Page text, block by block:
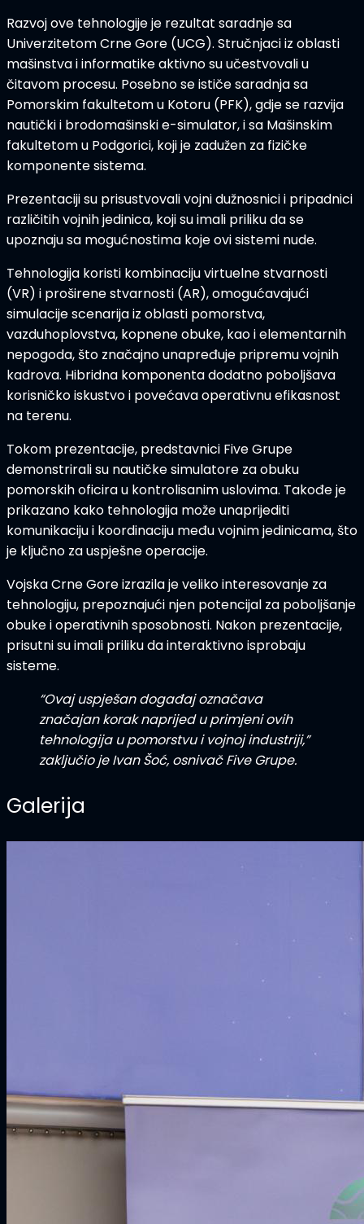
Razvoj ove tehnologije je rezultat saradnje sa
Univerzitetom Crne Gore (UCG). Stručnjaci iz oblasti
mašinstva i informatikeaktivno su učestvovali u
čitavom procesu. Posebno se ističe saradnja sa
Pomorskim fakultetom u Kotoru (PFK), gdje se razvija
nautički i brodomašinski e-simulator, i sa Mašinskim
fakultetom u Podgorici, koji je zadužen za fizičke
komponente sistema.
Prezentaciji su prisustvovalivojni dužnosnici i pripadnici
različitih vojnih jedinica, koji su imali priliku da se
upoznaju sa mogućnostima koje ovi sistemi nude.
Tehnologija koristi kombinacijuvirtuelne stvarnosti
(VR) i proširene stvarnosti (AR), omogućavajući
simulacije scenarija iz oblasti pomorstva,
vazduhoplovstva, kopnene obuke, kao ielementarnih
nepogoda, što značajno unapređuje pripremu vojnih
kadrova. Hibridna komponentadodatno poboljšava
korisničko iskustvo i povećavaoperativnu efikasnost
na terenu.
Tokom prezentacije, predstavnici Five Grupe
demonstrirali su nautičke simulatore za obuku
pomorskih oficira u kontrolisanim uslovima. Takođe je
prikazano kako tehnologija može unaprijediti
komunikaciju i koordinaciju među vojnim jedinicama, što
je ključno za uspješne operacije.
Vojska Crne Goreizrazila je veliko interesovanje za
tehnologiju, prepoznajući njen potencijal za poboljšanje
obuke i operativnih sposobnosti. Nakon prezentacije,
prisutni su imali priliku dainteraktivno isprobaju
sisteme.
“Ovaj uspješan događaj označava
značajan korak naprijed u primjeni ovih
tehnologija u pomorstvu i vojnoj industriji,”
zaključio jeIvan Šoć, osnivač Five Grupe.
Galerija